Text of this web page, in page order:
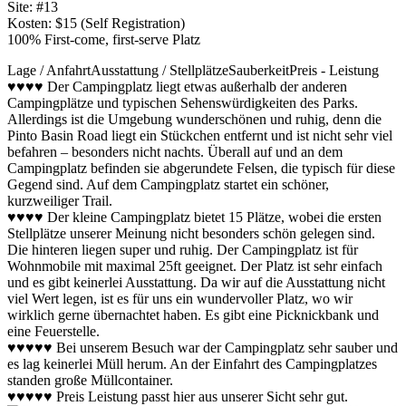
Site: #13
Kosten: $15 (Self Registration)
100% First-come, first-serve Platz
Lage / AnfahrtAusstattung / StellplätzeSauberkeitPreis - Leistung
♥♥♥♥ Der Campingplatz liegt etwas außerhalb der anderen
Campingplätze und typischen Sehenswürdigkeiten des Parks.
Allerdings ist die Umgebung wunderschönen und ruhig, denn die
Pinto Basin Road liegt ein Stückchen entfernt und ist nicht sehr viel
befahren – besonders nicht nachts. Überall auf und an dem
Campingplatz befinden sie abgerundete Felsen, die typisch für diese
Gegend sind. Auf dem Campingplatz startet ein schöner,
kurzweiliger Trail.
♥♥♥♥ Der kleine Campingplatz bietet 15 Plätze, wobei die ersten
Stellplätze unserer Meinung nicht besonders schön gelegen sind.
Die hinteren liegen super und ruhig. Der Campingplatz ist für
Wohnmobile mit maximal 25ft geeignet. Der Platz ist sehr einfach
und es gibt keinerlei Ausstattung. Da wir auf die Ausstattung nicht
viel Wert legen, ist es für uns ein wundervoller Platz, wo wir
wirklich gerne übernachtet haben. Es gibt eine Picknickbank und
eine Feuerstelle.
♥♥♥♥♥ Bei unserem Besuch war der Campingplatz sehr sauber und
es lag keinerlei Müll herum. An der Einfahrt des Campingplatzes
standen große Müllcontainer.
♥♥♥♥♥ Preis Leistung passt hier aus unserer Sicht sehr gut.